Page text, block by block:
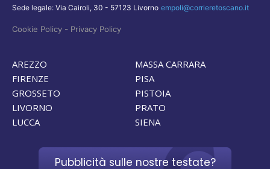
Sede legale: Via Cairoli, 30 - 57123 Livorno empoli@corrieretoscano.it
Cookie Policy - Privacy Policy
AREZZO
FIRENZE
GROSSETO
LIVORNO
LUCCA
MASSA CARRARA
PISA
PISTOIA
PRATO
SIENA
Pubblicità sulle nostre testate?